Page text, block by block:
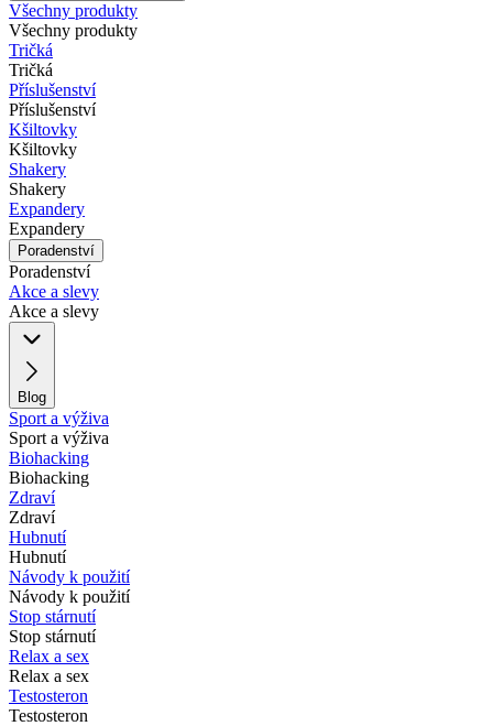
Všechny produkty
Všechny produkty
Tričká
Tričká
Příslušenství
Příslušenství
Kšiltovky
Kšiltovky
Shakery
Shakery
Expandery
Expandery
Poradenství
Poradenství
Akce a slevy
Akce a slevy
Blog
Sport a výživa
Sport a výživa
Biohacking
Biohacking
Zdraví
Zdraví
Hubnutí
Hubnutí
Návody k použití
Návody k použití
Stop stárnutí
Stop stárnutí
Relax a sex
Relax a sex
Testosteron
Testosteron